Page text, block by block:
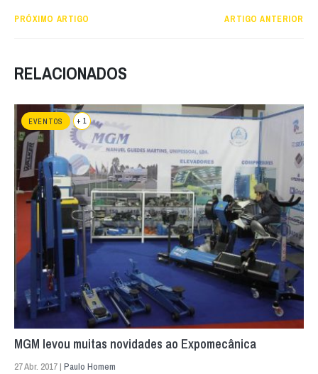
PRÓXIMO ARTIGO ARTIGO ANTERIOR
RELACIONADOS
EVENTOS + 1
MGM levou muitas novidades ao Expomecânica
27 Abr. 2017 | Paulo Homem